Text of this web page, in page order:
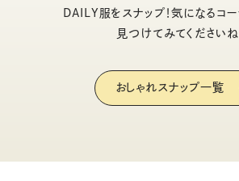
DAILY服をスナップ！気になるコー
見つけてみてくださいね
おしゃれスナップ一覧